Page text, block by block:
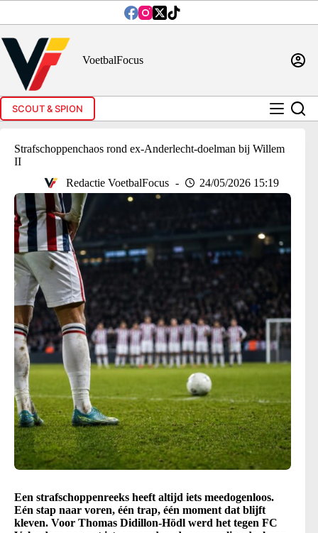
inhoud
VoetbalFocus
SCOUT & SPION
Strafschoppenchaos rond ex-Anderlecht-doelman bij Willem
II
Redactie VoetbalFocus
24/05/2026 15:19
Een strafschoppenreeks heeft altijd iets meedogenloos.
Eén stap naar voren, één trap, één moment dat blijft
kleven. Voor Thomas Didillon-Hödl werd het tegen FC